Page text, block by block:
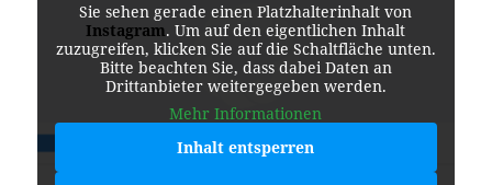
Sie sehen gerade einen Platzhalterinhalt von
Instagram. Um auf den eigentlichen Inhalt
zuzugreifen, klicken Sie auf die Schaltfläche unten.
Bitte beachten Sie, dass dabei Daten an
Drittanbieter weitergegeben werden.
Mehr Informationen
Inhalt entsperren